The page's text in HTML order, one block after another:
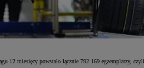
12 miesięcy powstało łącznie 792 169 egzemplarzy,